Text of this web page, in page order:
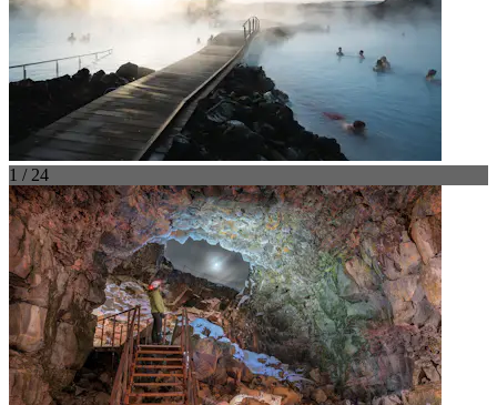
1 / 24